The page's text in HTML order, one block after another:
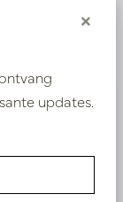
te
×
updates.